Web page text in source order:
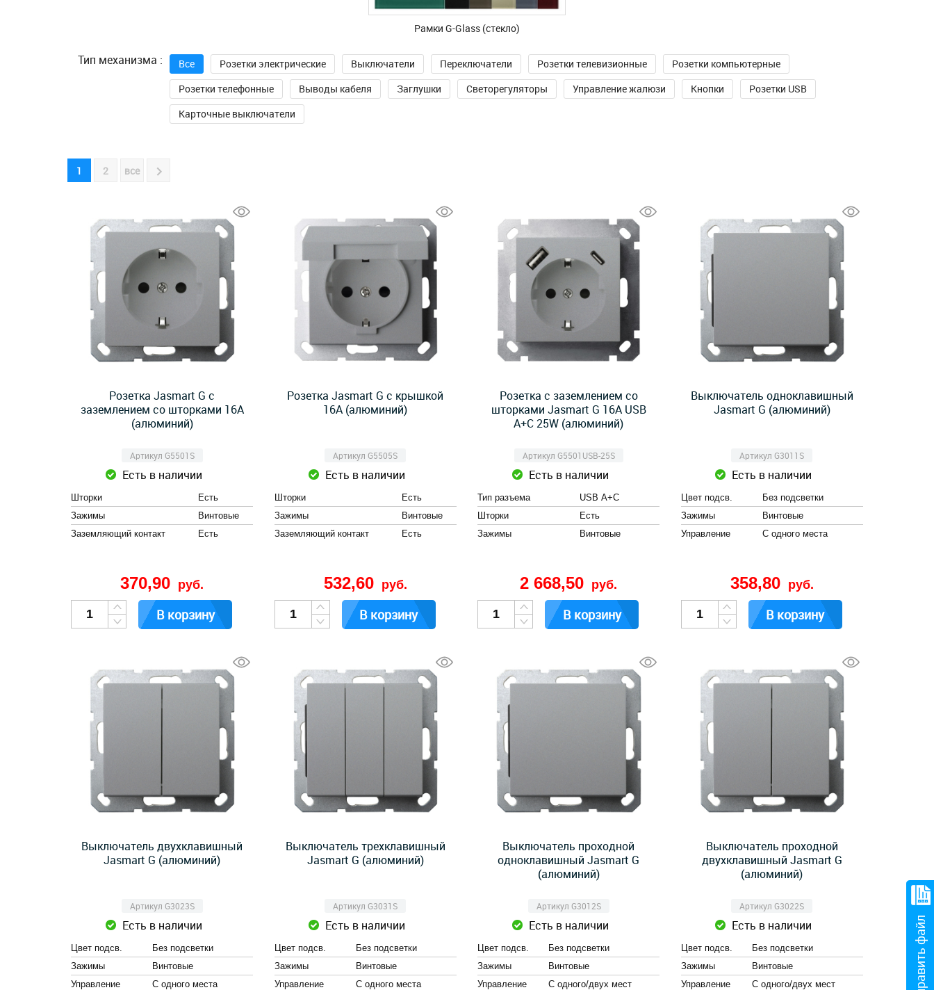
Рамки G-Glass (стекло)
Тип механизма : Все Розетки электрические Выключатели Переключатели Розетки телевизионные
Розетки компьютерные
Розетки телефонные
Выводы кабеля Заглушки Светорегуляторы Управление жалюзи Кнопки
Розетки USB
Карточные выключатели
1 2 все
Розетка Jasmart G с
заземлением со шторками 16А
(алюминий)
Артикул G5501S
Есть в наличии
Шторки
Есть
Зажимы
Винтовые
Заземляющий контакт
Есть
370,90 руб.
В корзину
Розетка Jasmart G с крышкой
16А (алюминий)
Артикул G5505S
Есть в наличии
Шторки
Есть
Зажимы
Винтовые
Заземляющий контакт
Есть
532,60 руб.
В корзину
Розетка с заземлением со
шторками Jasmart G 16A USB
A+C 25W (алюминий)
Артикул G5501USB-25S
Есть в наличии
Тип разъема
USB А+C
Шторки
Есть
Зажимы
Винтовые
2 668,50 руб.
В корзину
Выключатель одноклавишный
Jasmart G (алюминий)
Артикул G3011S
Есть в наличии
Цвет подсв.
Без подсветки
Зажимы
Винтовые
Управление
С одного места
358,80 руб.
В корзину
Выключатель двухклавишный
Jasmart G (алюминий)
Артикул G3023S
Есть в наличии
Цвет подсв.
Без подсветки
Зажимы
Винтовые
Управление
С одного места
Выключатель трехклавишный
Jasmart G (алюминий)
Артикул G3031S
Есть в наличии
Цвет подсв.
Без подсветки
Зажимы
Винтовые
Управление
С одного места
Выключатель проходной
одноклавишный Jasmart G
(алюминий)
Артикул G3012S
Есть в наличии
Цвет подсв.
Без подсветки
Зажимы
Винтовые
Управление
С одного/двух мест
Выключатель проходной
двухклавишный Jasmart G
(алюминий)
Артикул G3022S
Есть в наличии
Цвет подсв.
Без подсветки
Зажимы
Винтовые
Управление
С одного/двух мест Отправить файл